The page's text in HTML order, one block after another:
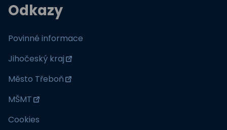
Odkazy
Povinné informace
Jihočeský kraj
Město Třeboň
MŠMT
Cookies